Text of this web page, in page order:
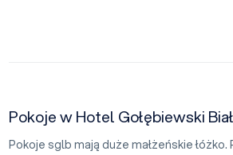
Pokoje w Hotel Gołębiewski
Pokoje sglb mają duże małżeńskie łóżko.